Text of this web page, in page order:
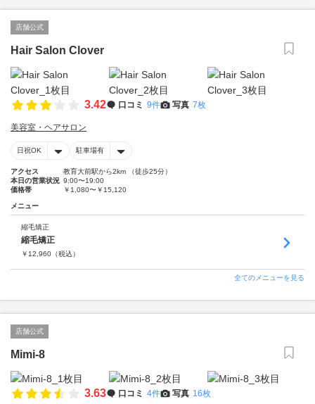
店舗公式
Hair Salon Clover
3.42 口コミ 9件 写真 7枚
美容室・ヘアサロン
日祝OK 駐車場有
アクセス
教育大前駅から2km （徒歩25分）
本日の営業状況 9:00〜19:00
価格帯
￥1,080〜￥15,120
メニュー
縮毛矯正
縮毛矯正
￥ 12,960 （税込）
全てのメニューを見る
店舗公式
Mimi-8
3.63 口コミ 4件 写真 16枚